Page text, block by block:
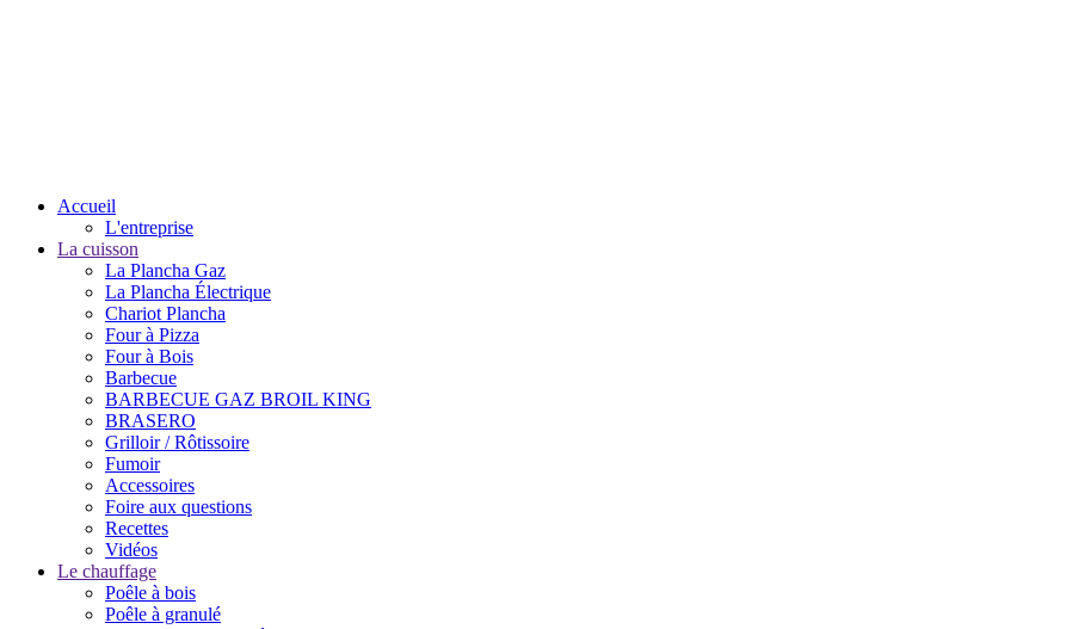
Accueil
L'entreprise
La cuisson
La Plancha Gaz
La Plancha Électrique
Chariot Plancha
Four à Pizza
Four à Bois
Barbecue
BARBECUE GAZ BROIL KING
BRASERO
Grilloir / Rôtissoire
Fumoir
Accessoires
Foire aux questions
Recettes
Vidéos
Le chauffage
Poêle à bois
Poêle à granulé